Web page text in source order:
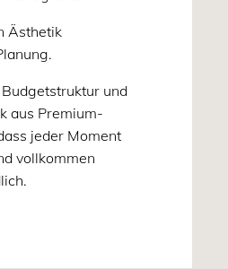
Ästhetik
und
aus Premium-
jeder Moment
vollkommen